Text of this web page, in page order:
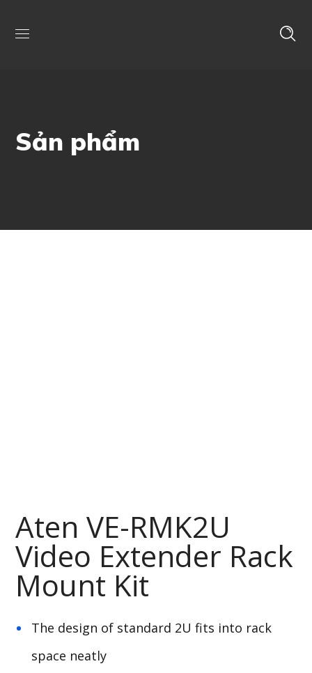
Sản phẩm
Aten VE-RMK2U
Video Extender Rack
Mount Kit
The design of standard 2U fits into rack
space neatly